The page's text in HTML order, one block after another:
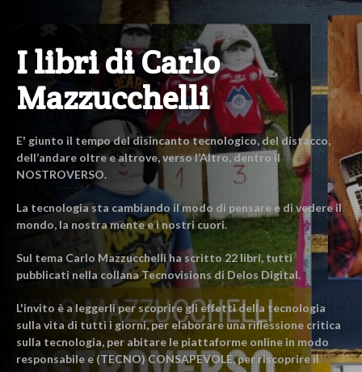
I libri di Carlo
Mazzucchelli
E' giunto il tempo del disincanto tecnologico, del distacco,
dell’andare oltre e altrove, verso l’Altro, dentro il
NOSTROVERSO.
La tecnologia sta cambiando il modo di pensare e di vedere il
mondo, la nostra mente e i nostri cuori.
Sul tema Carlo Mazzucchelli ha scritto 22 libri, tutti
pubblicati nella collana Tecnovisions di Delos Digital.
L'invito è a leggerli per scoprire gli effetti della tecnologia
sulla vita di tutti i giorni, per elaborare una riflessione critica
sulla tecnologia, per abitare le piattaforme online in modo
responsabile e (TECNO) CONSAPEVOLE, per riscoprire il